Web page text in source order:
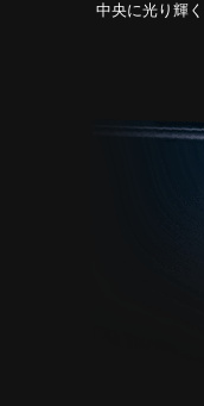
中央に光り輝く